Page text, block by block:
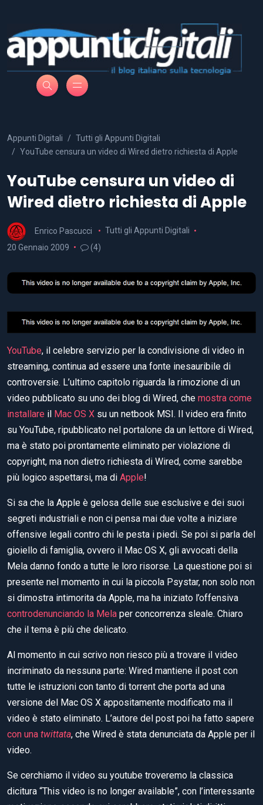
Appunti Digitali
Tutti gli Appunti Digitali
YouTube censura un video di Wired dietro richiesta di Apple
YouTube censura un video di
Wired dietro richiesta di Apple
Enrico Pascucci
Tutti gli Appunti Digitali
20 Gennaio 2009
(4)
YouTube, il celebre servizio per la condivisione di video in
streaming, continua ad essere una fonte inesauribile di
controversie. L’ultimo capitolo riguarda la rimozione di un
video pubblicato su uno dei blog di Wired, che mostra come
installare il Mac OS X su un netbook MSI. Il video era finito
su YouTube, ripubblicato nel portalone da un lettore di Wired,
ma è stato poi prontamente eliminato per violazione di
copyright, ma non dietro richiesta di Wired, come sarebbe
più logico aspettarsi, ma di Apple!
Si sa che la Apple è gelosa delle sue esclusive e dei suoi
segreti industriali e non ci pensa mai due volte a iniziare
offensive legali contro chi le pesta i piedi. Se poi si parla del
gioiello di famiglia, ovvero il Mac OS X, gli avvocati della
Mela danno fondo a tutte le loro risorse. La questione poi si
presente nel momento in cui la piccola Psystar, non solo non
si dimostra intimorita da Apple, ma ha iniziato l’offensiva
controdenunciando la Mela per concorrenza sleale. Chiaro
che il tema è più che delicato.
Al momento in cui scrivo non riesco più a trovare il video
incriminato da nessuna parte: Wired mantiene il post con
tutte le istruzioni con tanto di torrent che porta ad una
versione del Mac OS X appositamente modificato ma il
video è stato eliminato. L’autore del post poi ha fatto sapere
con una twittata, che Wired è stata denunciata da Apple per il
video.
Se cerchiamo il video su youtube troveremo la classica
dicitura “This video is no longer available”, con l’interessante